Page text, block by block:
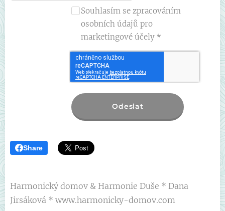
Souhlasím se zpracováním
osobních údajů pro
marketingové účely
Odeslat
Share
Harmonický domov & Harmonie Duše * Dana
Jirsáková * www.harmonicky-domov.com